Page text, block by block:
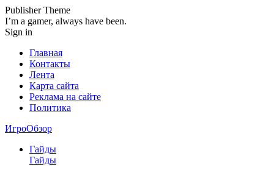
Publisher Theme
I’m a gamer, always have been.
Sign in
Главная
Контакты
Лента
Карта сайта
Реклама на сайте
Политика
ИгроОбзор
Гайды
Гайды